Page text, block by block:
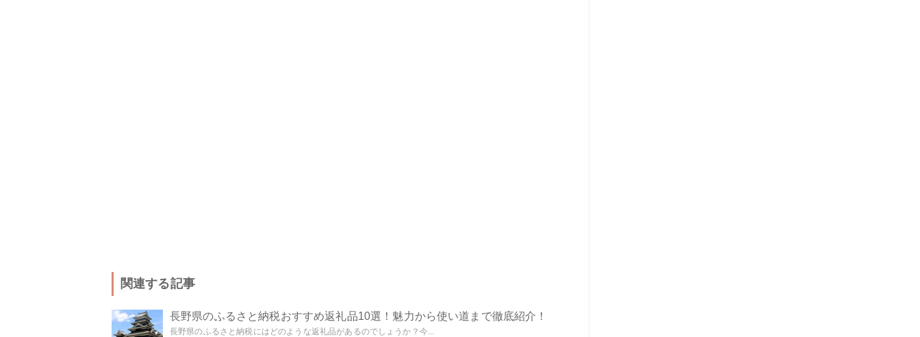
関連する記事
長野県のふるさと納税おすすめ返礼品10選！魅力から使い道まで徹底紹介！
長野県のふるさと納税にはどのような返礼品があるのでしょうか？今...